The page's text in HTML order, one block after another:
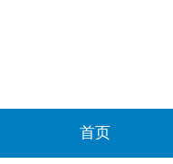
首页